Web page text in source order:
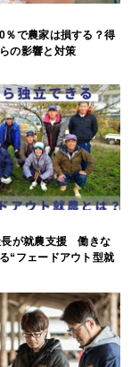
％で農家は損する？得
の影響と対策
長が就農支援 働きな
“フェードアウト型就